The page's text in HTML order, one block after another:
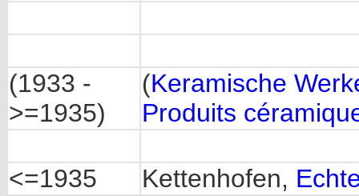
(1933 -
>=1935)
(Keramische
Produits
<=1935 Kettenhofen,